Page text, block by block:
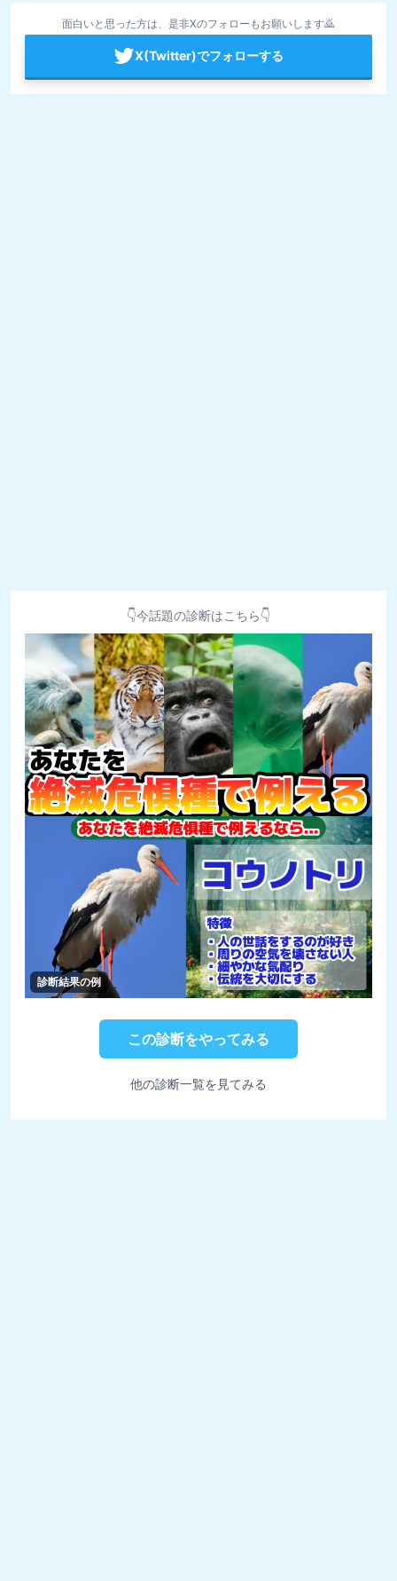
面白いと思った方は、是非Xのフォローもお願いします🙇
X(Twitter)でフォローする
👇今話題の診断はこちら👇
診断結果の例
この診断をやってみる
他の診断一覧を見てみる